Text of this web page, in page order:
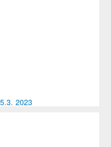
2023